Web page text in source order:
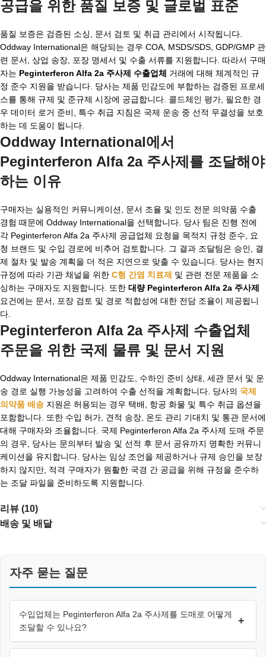
공급을 위한 품질 보증 및 글로벌 표준
품질 보증은 검증된 소싱, 문서 검토 및 취급 관리에서 시작됩니다.
Oddway International은 해당되는 경우 COA, MSDS/SDS, GDP/GMP 관
련 문서, 상업 송장, 포장 명세서 및 수출 서류를 지원합니다. 따라서 구매
자는 Peginterferon Alfa 2a 주사제 수출업체 거래에 대해 체계적인 규
정 준수 지원을 받습니다. 당사는 제품 민감도에 부합하는 검증된 프로세
스를 통해 규제 및 준규제 시장에 공급합니다. 콜드체인 평가, 필요한 경
우 데이터 로거 준비, 특수 취급 지침은 국제 운송 중 선적 무결성을 보호
하는 데 도움이 됩니다.
Oddway International에서
Peginterferon Alfa 2a 주사제를 조달해야
하는 이유
구매자는 실용적인 커뮤니케이션, 문서 조율 및 인도 전문 의약품 수출
경험 때문에 Oddway International을 선택합니다. 당사 팀은 진행 전에
각 Peginterferon Alfa 2a 주사제 공급업체 요청을 목적지 규정 준수, 요
청 브랜드 및 수입 경로에 비추어 검토합니다. 그 결과 조달팀은 승인, 결
제 절차 및 발송 계획을 더 적은 지연으로 맞출 수 있습니다. 당사는 현지
규정에 따라 기관 채널을 위한 C형 간염 치료제 및 관련 전문 제품을 소
싱하는 구매자도 지원합니다. 또한 대량 Peginterferon Alfa 2a 주사제
요건에는 문서, 포장 검토 및 경로 적합성에 대한 전담 조율이 제공됩니
다.
Peginterferon Alfa 2a 주사제 수출업체
주문을 위한 국제 물류 및 문서 지원
Oddway International은 제품 민감도, 수하인 준비 상태, 세관 문서 및 운
송 경로 실행 가능성을 고려하여 수출 선적을 계획합니다. 당사의 국제
의약품 배송 지원은 허용되는 경우 택배, 항공 화물 및 특수 취급 옵션을
포함합니다. 또한 수입 허가, 견적 송장, 온도 관리 기대치 및 통관 문서에
대해 구매자와 조율합니다. 국제 Peginterferon Alfa 2a 주사제 도매 주문
의 경우, 당사는 문의부터 발송 및 선적 후 문서 공유까지 명확한 커뮤니
케이션을 유지합니다. 당사는 임상 조언을 제공하거나 규제 승인을 보장
하지 않지만, 적격 구매자가 원활한 국경 간 공급을 위해 규정을 준수하
는 조달 파일을 준비하도록 지원합니다.
리뷰 (10)
배송 및 배달
자주 묻는 질문
수입업체는 Peginterferon Alfa 2a 주사제를 도매로 어떻게
조달할 수 있나요?
+